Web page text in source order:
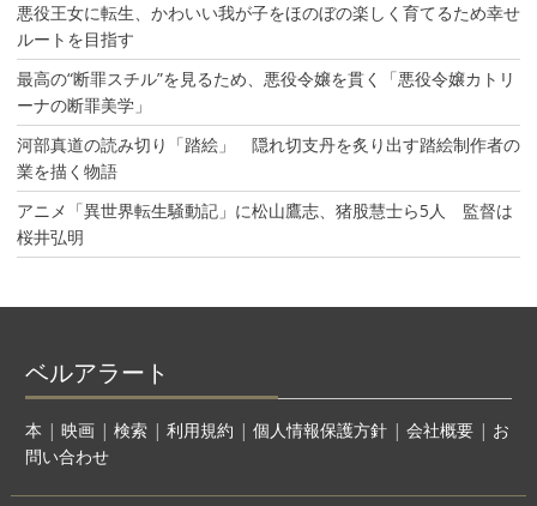
悪役王女に転生、かわいい我が子をほのぼの楽しく育てるため幸せ
ルートを目指す
最高の“断罪スチル”を見るため、悪役令嬢を貫く「悪役令嬢カトリ
ーナの断罪美学」
河部真道の読み切り「踏絵」 隠れ切支丹を炙り出す踏絵制作者の
業を描く物語
アニメ「異世界転生騒動記」に松山鷹志、猪股慧士ら5人 監督は
桜井弘明
ベルアラート
本 | 映画| 検索| 利用規約 | 個人情報保護方針| 会社概要| お
問い合わせ